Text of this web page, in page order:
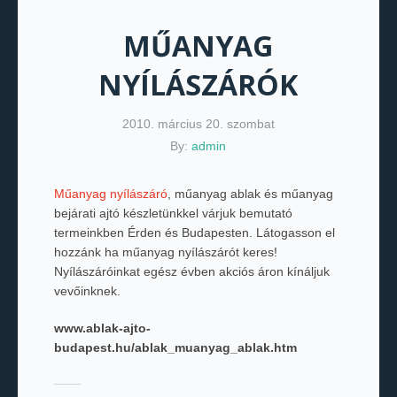
MŰANYAG
NYÍLÁSZÁRÓK
2010. március 20. szombat
By:admin
Műanyag nyílászáró, műanyag ablak és műanyag
bejárati ajtó készletünkkel várjuk bemutató
termeinkben Érden és Budapesten. Látogasson el
hozzánk ha műanyag nyílászárót keres!
Nyílászáróinkat egész évben akciós áron kínáljuk
vevőinknek.
www.ablak-ajto-
budapest.hu/ablak_muanyag_ablak.htm